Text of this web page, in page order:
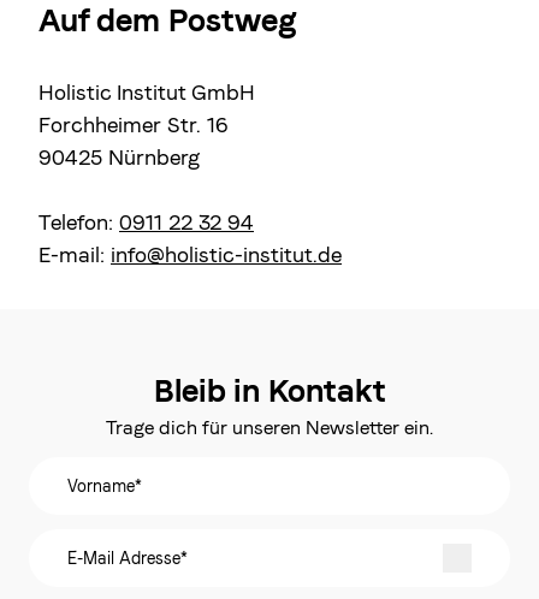
Auf dem Postweg
Holistic Institut GmbH
Forchheimer Str. 16
90425 Nürnberg
Telefon: 0911 22 32 94
E-mail: info@holistic-institut.de
Bleib in Kontakt
Trage dich für unseren Newsletter ein.